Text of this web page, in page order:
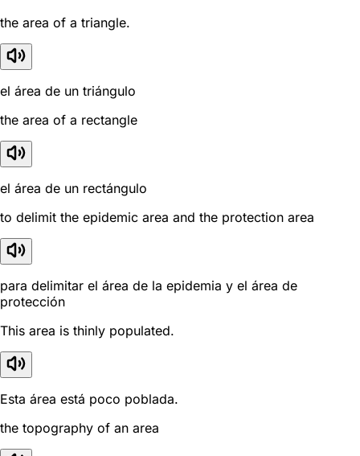
the area of a triangle.
el área de un triángulo
the area of a rectangle
el área de un rectángulo
to delimit the epidemic area and the protection area
para delimitar el área de la epidemia y el área de
protección
This area is thinly populated.
Esta área está poco poblada.
the topography of an area